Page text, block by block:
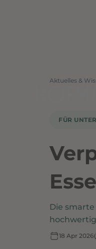
Aktuelles &
FÜR
Die
18 Apr 2026